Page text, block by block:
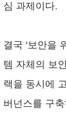
심 과제이다.
결국 ‘보안을
템 자체의 보
랙을 동시에
버넌스를 구